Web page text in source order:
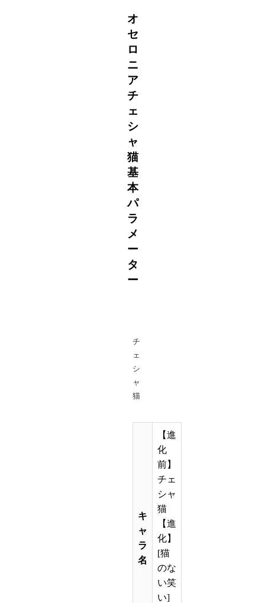
オ
セ
ロ
ニ
ア
チ
ェ
シ
ャ
猫
基
本
パ
ラ
メ
ー
タ
ー
チ
ェ
シ
ャ
猫
キ
ャ
ラ
名
【進
化
前】
チェ
シャ
猫
【進
化】
[猫
のな
い笑
い]